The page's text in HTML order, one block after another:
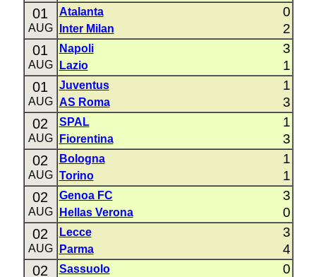
01
AUG
Atalanta 0
Inter Milan 2
01
AUG
Napoli 3
Lazio 1
01
AUG
Juventus 1
AS Roma 3
02
AUG
SPAL 1
Fiorentina 3
02
AUG
Bologna 1
Torino 1
02
AUG
Genoa FC 3
Hellas Verona 0
02
AUG
Lecce 3
Parma 4
02 Sassuolo 0